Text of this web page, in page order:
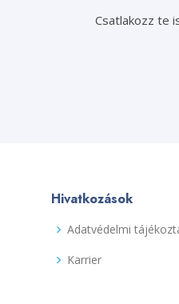
Csatlakozz te
Hivatkozások
Adatvédelmi
Karrier